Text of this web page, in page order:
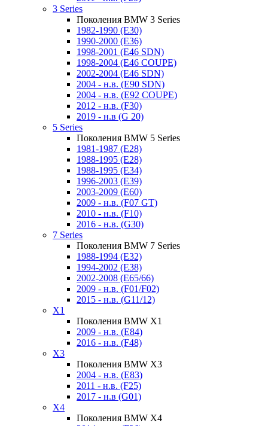
3 Series
Поколения BMW 3 Series
1982-1990 (E30)
1990-2000 (E36)
1998-2001 (E46 SDN)
1998-2004 (E46 COUPE)
2002-2004 (E46 SDN)
2004 - н.в. (E90 SDN)
2004 - н.в. (E92 COUPE)
2012 - н.в. (F30)
2019 - н.в (G 20)
5 Series
Поколения BMW 5 Series
1981-1987 (E28)
1988-1995 (E28)
1988-1995 (E34)
1996-2003 (E39)
2003-2009 (E60)
2009 - н.в. (F07 GT)
2010 - н.в. (F10)
2016 - н.в. (G30)
7 Series
Поколения BMW 7 Series
1988-1994 (E32)
1994-2002 (E38)
2002-2008 (E65/66)
2009 - н.в. (F01/F02)
2015 - н.в. (G11/12)
X1
Поколения BMW X1
2009 - н.в. (E84)
2016 - н.в. (F48)
X3
Поколения BMW X3
2004 - н.в. (E83)
2011 - н.в. (F25)
2017 - н.в (G01)
X4
Поколения BMW X4